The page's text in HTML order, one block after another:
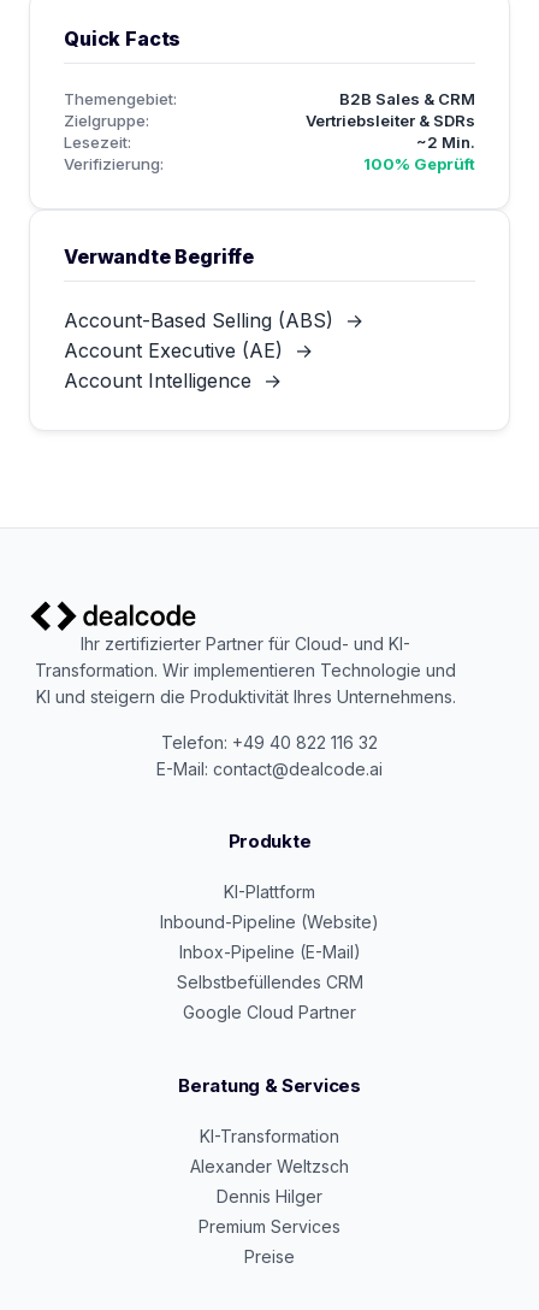
Quick Facts
Themengebiet:
B2B Sales & CRM
Zielgruppe:
Vertriebsleiter & SDRs
Lesezeit:
~2 Min.
Verifizierung:
100% Geprüft
Verwandte Begriffe
Account-Based Selling (ABS)
→
Account Executive (AE)
→
Account Intelligence
→
Ihr zertifizierter Partner für Cloud- und KI-
Transformation. Wir implementieren Technologie und
KI und steigern die Produktivität Ihres Unternehmens.
Telefon: +49 40 822 116 32
E-Mail: contact@dealcode.ai
Produkte
KI-Plattform
Inbound-Pipeline (Website)
Inbox-Pipeline (E-Mail)
Selbstbefüllendes CRM
Google Cloud Partner
Beratung & Services
KI-Transformation
Alexander Weltzsch
Dennis Hilger
Premium Services
Preise